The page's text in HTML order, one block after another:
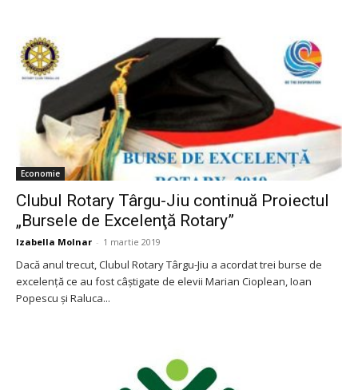
Economie
Clubul Rotary Târgu-Jiu continuă Proiectul
„Bursele de Excelenţă Rotary”
Izabella Molnar - 1 martie 2019
Dacă anul trecut, Clubul Rotary Târgu-Jiu a acordat trei burse de
excelență ce au fost câştigate de elevii Marian Cioplean, Ioan
Popescu și Raluca...